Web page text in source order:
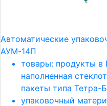
Автоматические
АУМ-14П
товары: продукты в
наполненная
пакеты типа Тетра-
упаковочный